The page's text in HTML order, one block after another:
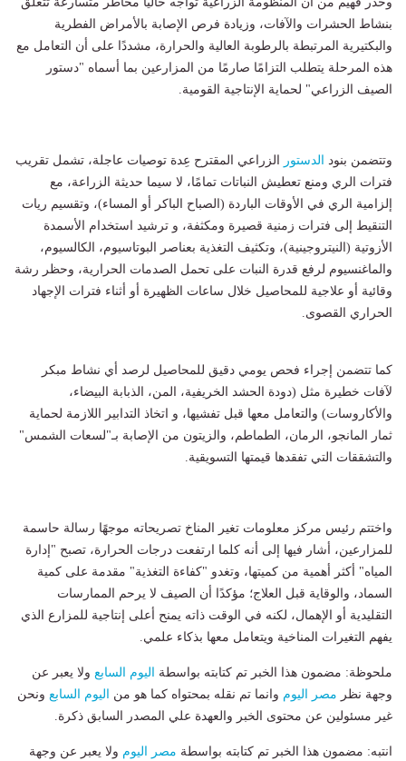
بنشاط الحشرات والآفات، وزيادة فرص الإصابة بالأمراض الفطرية
والبكتيرية المرتبطة بالرطوبة العالية والحرارة، مشددًا على أن التعامل مع
هذه المرحلة يتطلب التزامًا صارمًا من المزارعين بما أسماه "دستور
الصيف الزراعي" لحماية الإنتاجية القومية.
وتتضمن بنود الدستور الزراعي المقترح عِدة توصيات عاجلة، تشمل تقريب
فترات الري ومنع تعطيش النباتات تمامًا، لا سيما حديثة الزراعة، مع
إلزامية الري في الأوقات الباردة (الصباح الباكر أو المساء)، وتقسيم ريات
التنقيط إلى فترات زمنية قصيرة ومكثفة، و ترشيد استخدام الأسمدة
الأزوتية (النيتروجينية)، وتكثيف التغذية بعناصر البوتاسيوم، الكالسيوم،
والماغنسيوم لرفع قدرة النبات على تحمل الصدمات الحرارية، وحظر رشة
وقائية أو علاجية للمحاصيل خلال ساعات الظهيرة أو أثناء فترات الإجهاد
الحراري القصوى.
كما تتضمن إجراء فحص يومي دقيق للمحاصيل لرصد أي نشاط مبكر
لآفات خطيرة مثل (دودة الحشد الخريفية، المن، الذبابة البيضاء،
والأكاروسات) والتعامل معها قبل تفشيها، و اتخاذ التدابير اللازمة لحماية
ثمار المانجو، الرمان، الطماطم، والزيتون من الإصابة بـ"لسعات الشمس"
والتشققات التي تفقدها قيمتها التسويقية.
واختتم رئيس مركز معلومات تغير المناخ تصريحاته موجهًا رسالة حاسمة
للمزارعين، أشار فيها إلى أنه كلما ارتفعت درجات الحرارة، تصبح "إدارة
المياه" أكثر أهمية من كميتها، وتغدو "كفاءة التغذية" مقدمة على كمية
السماد، والوقاية قبل العلاج؛ مؤكدًا أن الصيف لا يرحم الممارسات
التقليدية أو الإهمال، لكنه في الوقت ذاته يمنح أعلى إنتاجية للمزارع الذي
يفهم التغيرات المناخية ويتعامل معها بذكاء علمي.
ملحوظة: مضمون هذا الخبر تم كتابته بواسطة اليوم السابع ولا يعبر عن
وجهة نظر مصر اليوم وانما تم نقله بمحتواه كما هو من اليوم السابع ونحن
غير مسئولين عن محتوى الخبر والعهدة علي المصدر السابق ذكرة.
انتبه: مضمون هذا الخبر تم كتابته بواسطة مصر اليوم ولا يعبر عن وجهة